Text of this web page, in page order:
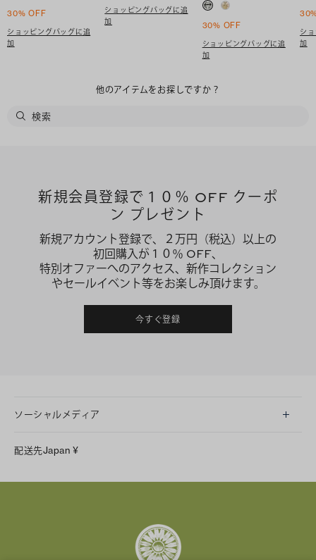
30% OFF
ショッピングバッグに追
加
ショッピングバッグに追
加
30% OFF
ショッピングバッグに追
加
シ
加
他のアイテムをお探しですか？
新規会員登録で１０％ OFF クーポ
ン プレゼント
新規アカウント登録で、２万円（税込）以上の
初回購入が１０％ OFF、
特別オファーへのアクセス、新作コレクション
やセールイベント等をお楽しみ頂けます。
今すぐ登録
ソーシャルメディア
Facebook
配送先Japan ¥